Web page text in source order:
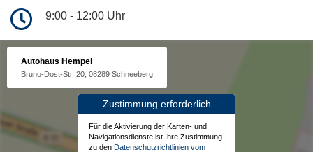
9:00 - 12:00 Uhr
Autohaus Hempel
Bruno-Dost-Str. 20, 08289 Schneeberg
Zustimmung erforderlich
Für die Aktivierung der Karten- und
Navigationsdienste ist Ihre Zustimmung
zu den Datenschutzrichtlinien vom